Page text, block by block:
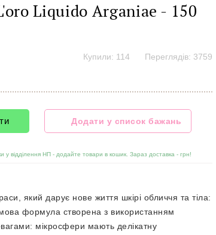
Liquido Arganiae - 150
Переглядів: 3759
Купили: 114
Додати у список бажань
у відділення НП - додайте товари в кошик. Зараз доставка - грн!
який дарує нове життя шкірі обличчя та тіла:
формула створена з використанням
мікросфери мають делікатну